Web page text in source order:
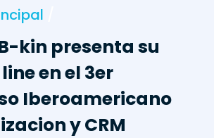
kin presenta su
en el 3er
Iberoamericano
y CRM